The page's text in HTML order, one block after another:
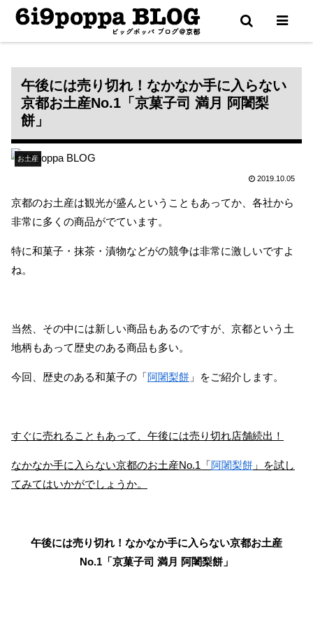
更新通知は X（Twitter） で配信中
午後には売り切れ！なかなか手に入らない
京都お土産No.1「京菓子司 満月 阿闍梨
餅」
お土産
2019.10.05
京都のお土産は観光が盛んということもあってか、各社から
非常に多くの商品がでています。
特に和菓子・抹茶・漬物などがの競争は非常に激しいですよ
ね。
当然、その中には新しい商品もあるのですが、京都という土
地柄もあって歴史のある商品も多い。
今回、歴史のある和菓子の「阿闍梨餅 」をご紹介します。
すぐに売れることもあって、午後には売り切れ店舗続出！
なかなか手に入らない京都のお土産No.1「阿闍梨餅 」を試し
てみてはいかがでしょうか。
午後には売り切れ！なかなか手に入らない京都お土産
No.1「京菓子司 満月 阿闍梨餅」